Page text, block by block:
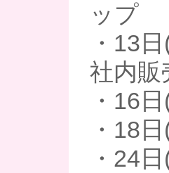
・13
社内販
・16
・18
・24